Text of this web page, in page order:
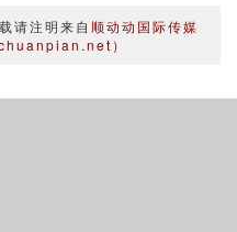
请注明来自 顺动动国际传媒
）